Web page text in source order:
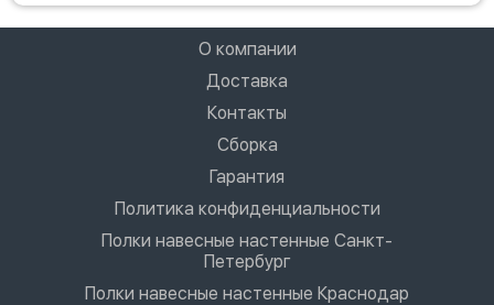
О компании
Доставка
Контакты
Сборка
Гарантия
Политика конфиденциальности
Полки навесные настенные Санкт-
Петербург
Полки навесные настенные Краснодар